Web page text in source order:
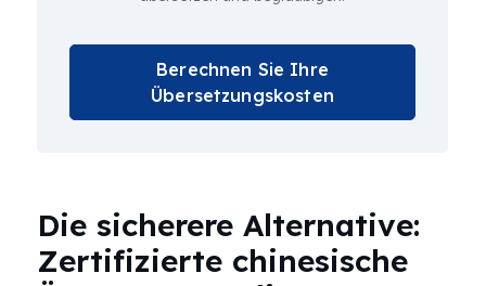
Berechnen Sie Ihre
Übersetzungskosten
Die sicherere Alternative:
Zertifizierte chinesische